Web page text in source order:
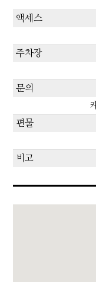
액세스
주차장
문의
편물
비고